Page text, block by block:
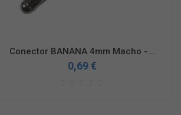
Conector BANANA 4mm Macho -...
0,69 €